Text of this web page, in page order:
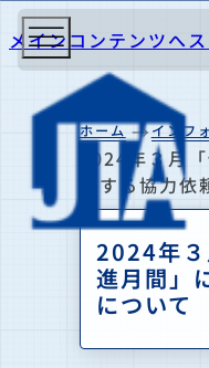
メインコンテンツへ
ホーム インフ
2024年３月
関する協力
2024年
進月間」
について